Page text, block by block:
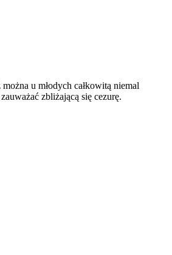
u młodych całkowitą niemal
zbliżającą się cezurę.